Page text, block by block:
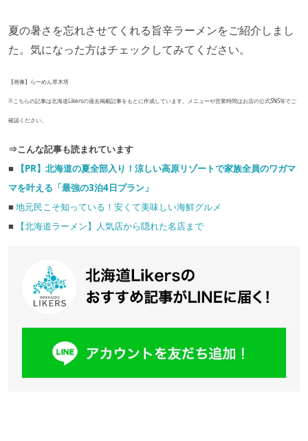
夏の暑さを忘れさせてくれる旨辛ラーメンをご紹介しまし
た。気になった方はチェックしてみてください。
【画像】らーめん草木塔
※こちらの記事は北海道Likersの過去掲載記事をもとに作成しています。メニューや営業時間はお店の公式SNS等でご
確認ください。
⇒こんな記事も読まれています
■
【PR】北海道の夏全部入り！涼しい高原リゾートで家族全員のワガマ
マを叶える「最強の3泊4日プラン」
■ 地元民こそ知っている！安くて美味しい海鮮グルメ
■
【北海道ラーメン】人気店から隠れた名店まで